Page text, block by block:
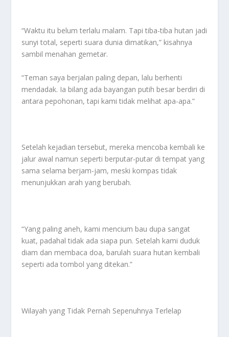
“Waktu itu belum terlalu malam. Tapi tiba-tiba hutan jadi
sunyi total, seperti suara dunia dimatikan,” kisahnya
sambil menahan gemetar.
“Teman saya berjalan paling depan, lalu berhenti
mendadak. Ia bilang ada bayangan putih besar berdiri di
antara pepohonan, tapi kami tidak melihat apa-apa.”
Setelah kejadian tersebut, mereka mencoba kembali ke
jalur awal namun seperti berputar-putar di tempat yang
sama selama berjam-jam, meski kompas tidak
menunjukkan arah yang berubah.
“Yang paling aneh, kami mencium bau dupa sangat
kuat, padahal tidak ada siapa pun. Setelah kami duduk
diam dan membaca doa, barulah suara hutan kembali
seperti ada tombol yang ditekan.”
Wilayah yang Tidak Pernah Sepenuhnya Terlelap